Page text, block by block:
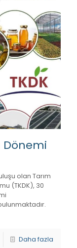
Dönemi
olan Tarım
(TKDK), 30
Daha fazla